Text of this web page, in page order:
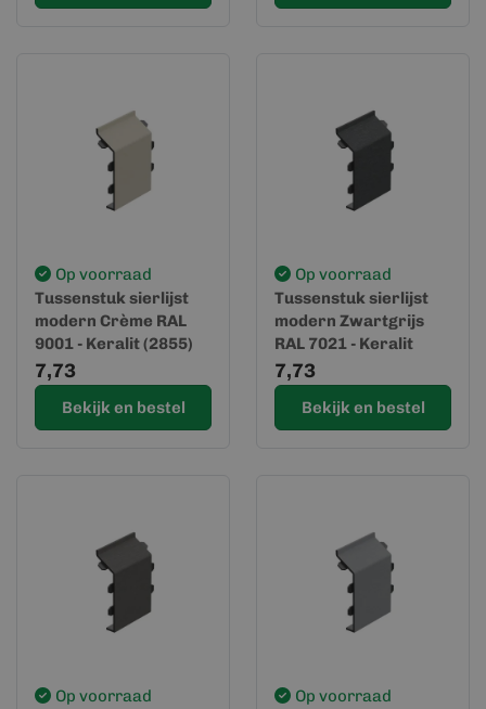
Op voorraad
Tussenstuk sierlijst
modern Crème RAL
9001 - Keralit (2855)
7,73
Bekijk en bestel
Op voorraad
Tussenstuk sierlijst
modern Zwartgrijs
RAL 7021 - Keralit
(2855)
7,73
Bekijk en bestel
Op voorraad
Op voorraad